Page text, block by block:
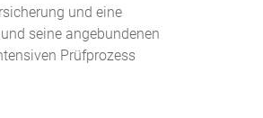
und eine
seine angebundenen
Prüfprozess